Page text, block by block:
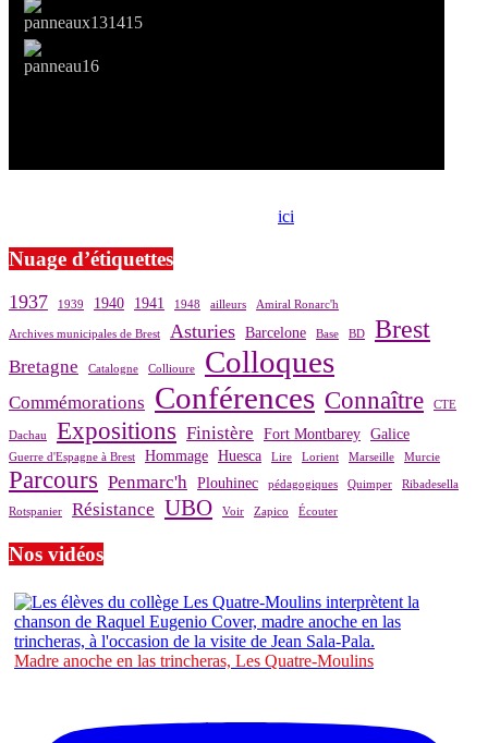
ici
Nuage d’étiquettes
1937 1939 1940 1941 1948 ailleurs Amiral Ronarc'h
Archives municipales de Brest Asturies Barcelone Base BD Brest
Bretagne Catalogne Collioure Colloques
Commémorations Conférences Connaître CTE
Dachau Expositions Finistère Fort Montbarey Galice
Guerre d'Espagne à Brest Hommage Huesca Lire Lorient Marseille Murcie
Parcours Penmarc'h Plouhinec pédagogiques Quimper Ribadesella
Rotspanier Résistance UBO Voir Zapico Écouter
Nos vidéos
Madre anoche en las trincheras, Les Quatre-Moulins